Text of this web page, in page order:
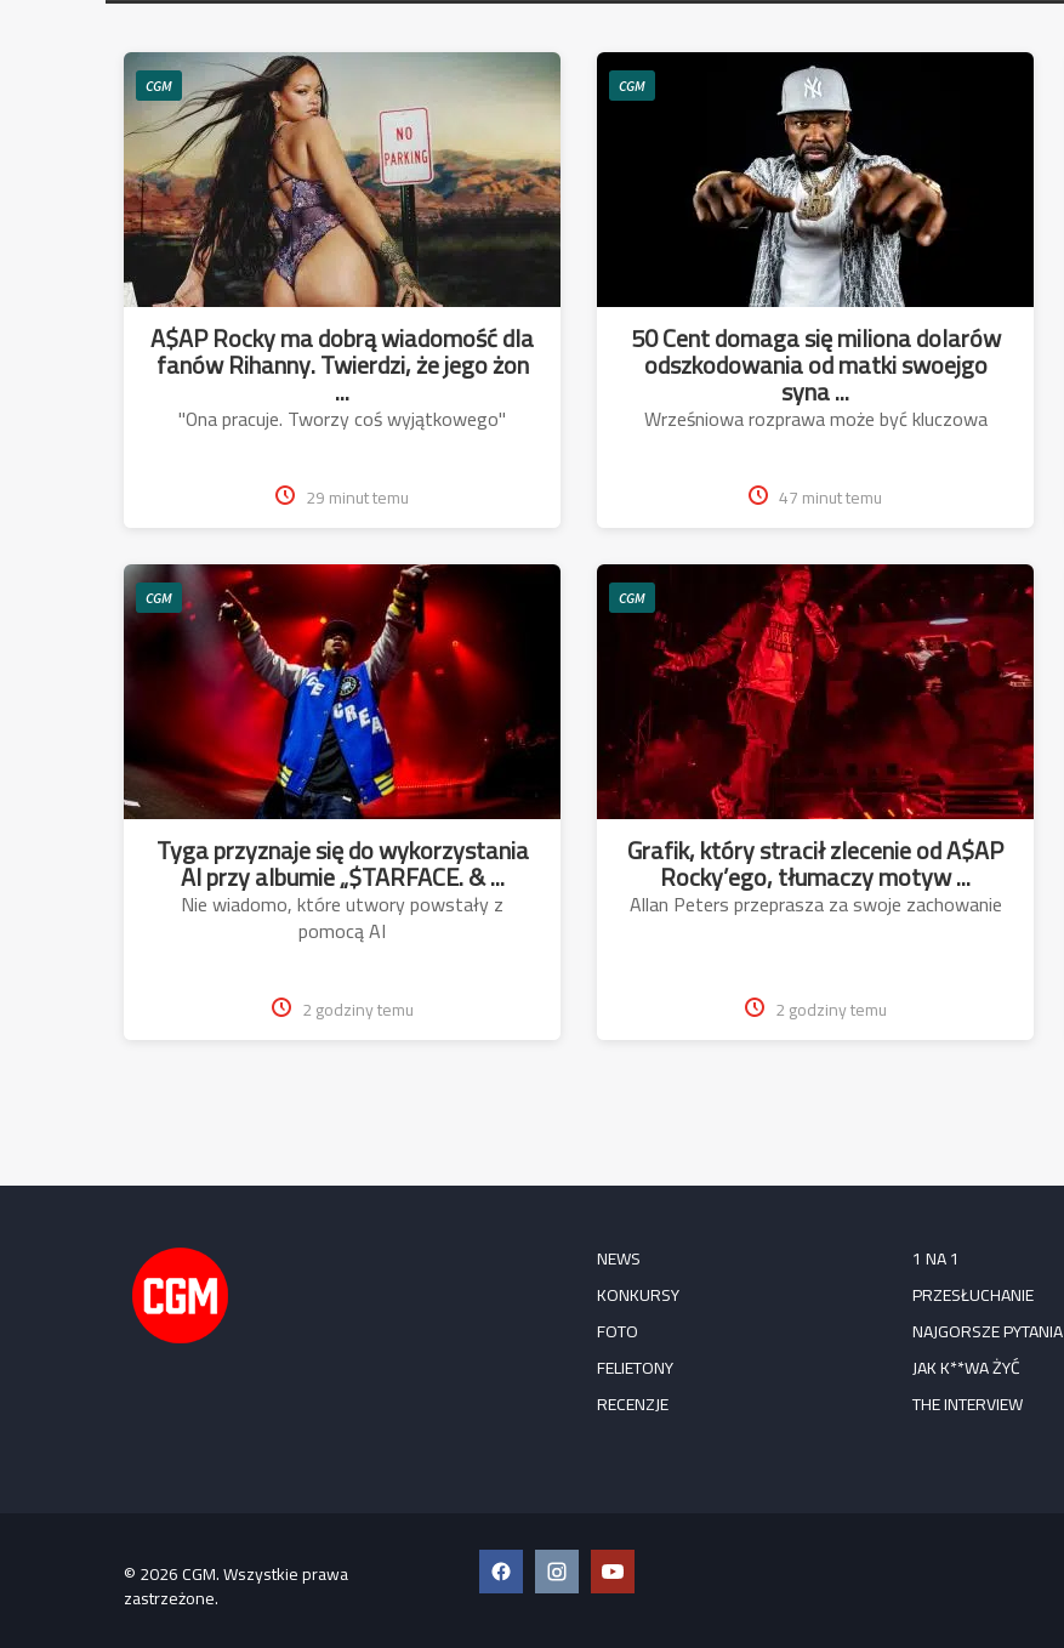
CGM
A$AP Rocky ma dobrą wiadomość dla
fanów Rihanny. Twierdzi, że jego żon
...
"Ona pracuje. Tworzy coś wyjątkowego"
29 minut temu
CGM
50 Cent domaga się miliona dolarów
odszkodowania od matki swoejgo
syna ...
Wrześniowa rozprawa może być kluczowa
47 minut temu
CGM
Tyga przyznaje się do wykorzystania
AI przy albumie „$TARFACE. & ...
Nie wiadomo, które utwory powstały z
pomocą AI
2 godziny temu
CGM
Grafik, który stracił zlecenie od A$AP
Rocky’ego, tłumaczy motyw ...
Allan Peters przeprasza za swoje zachowanie
2 godziny temu
NEWS
KONKURSY
FOTO
FELIETONY
RECENZJE
1 NA 1
PRZESŁUCHANIE
NAJGORSZE PYTANIA
JAK K**WA ŻYĆ
THE INTERVIEW
© 2026 CGM. Wszystkie prawa
zastrzeżone.
FacebookInstagramYouTube